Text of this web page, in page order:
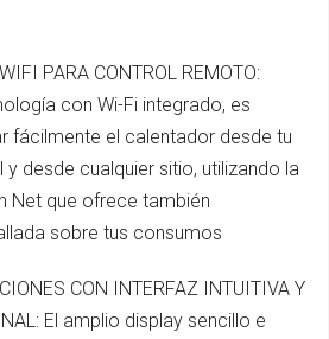
PARA CONTROL REMOTO:
con Wi-Fi integrado, es
fácilmente el calentador desde tu
desde cualquier sitio, utilizando la
Net que ofrece también
sobre tus consumos
CON INTERFAZ INTUITIVA Y
El amplio display sencillo e